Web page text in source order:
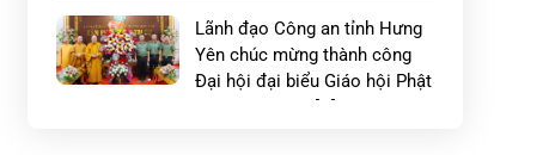
Lãnh đạo Công an tỉnh Hưng
Yên chúc mừng thành công
Đại hội đại biểu Giáo hội Phật
giáo Việt Nam […]